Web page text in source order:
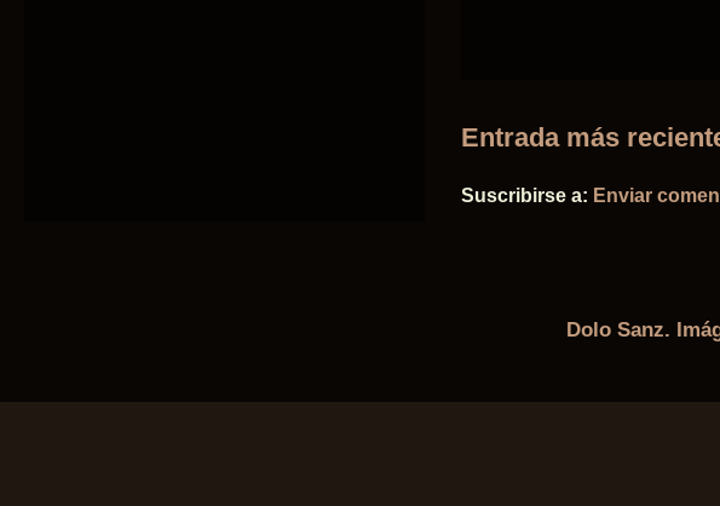
Entrada más
Suscribirse a: Enviar
Dolo Sanz.